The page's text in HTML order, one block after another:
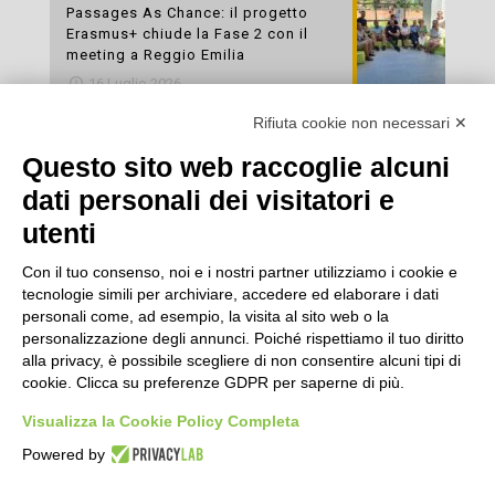
Passages As Chance: il progetto
Erasmus+ chiude la Fase 2 con il
meeting a Reggio Emilia
16 Luglio 2026
Esami di laboratorio preventivi
cura della propria salute
16 Luglio 2026
Rifiuta cookie non necessari ✕
Questo sito web raccoglie alcuni
dati personali dei visitatori e
utenti
Con il tuo consenso, noi e i nostri partner utilizziamo i cookie e
tecnologie simili per archiviare, accedere ed elaborare i dati
personali come, ad esempio, la visita al sito web o la
personalizzazione degli annunci. Poiché rispettiamo il tuo diritto
alla privacy, è possibile scegliere di non consentire alcuni tipi di
cookie. Clicca su preferenze GDPR per saperne di più.
Visualizza la Cookie Policy Completa
Powered by